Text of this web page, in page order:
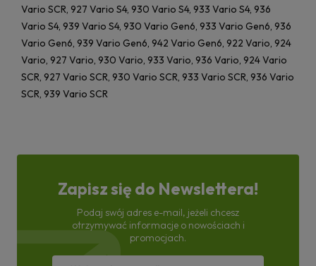
Vario SCR, 927 Vario S4, 930 Vario S4, 933 Vario S4, 936
Vario S4, 939 Vario S4, 930 Vario Gen6, 933 Vario Gen6, 936
Vario Gen6, 939 Vario Gen6, 942 Vario Gen6, 922 Vario, 924
Vario, 927 Vario, 930 Vario, 933 Vario, 936 Vario, 924 Vario
SCR, 927 Vario SCR, 930 Vario SCR, 933 Vario SCR, 936 Vario
SCR, 939 Vario SCR
Zapisz się do Newslettera!
Podaj swój adres e-mail, jeżeli chcesz
otrzymywać informacje o nowościach i
promocjach.